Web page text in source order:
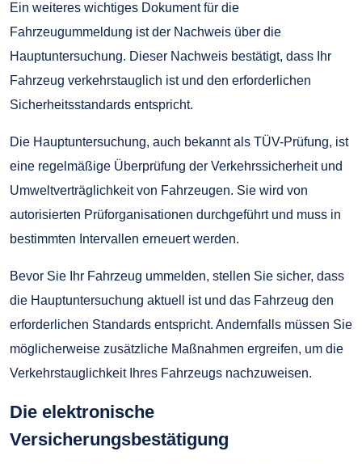
Ein weiteres wichtiges Dokument für die
Fahrzeugummeldung ist der Nachweis über die
Hauptuntersuchung. Dieser Nachweis bestätigt, dass Ihr
Fahrzeug verkehrstauglich ist und den erforderlichen
Sicherheitsstandards entspricht.
Die Hauptuntersuchung, auch bekannt als TÜV-Prüfung, ist
eine regelmäßige Überprüfung der Verkehrssicherheit und
Umweltverträglichkeit von Fahrzeugen. Sie wird von
autorisierten Prüforganisationen durchgeführt und muss in
bestimmten Intervallen erneuert werden.
Bevor Sie Ihr Fahrzeug ummelden, stellen Sie sicher, dass
die Hauptuntersuchung aktuell ist und das Fahrzeug den
erforderlichen Standards entspricht. Andernfalls müssen Sie
möglicherweise zusätzliche Maßnahmen ergreifen, um die
Verkehrstauglichkeit Ihres Fahrzeugs nachzuweisen.
Die elektronische
Versicherungsbestätigung